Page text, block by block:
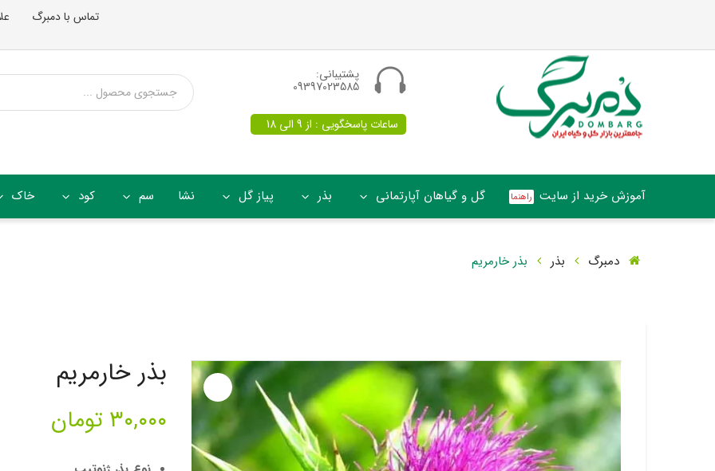
تماس با دمبرگ
پشتیبانی:
09397023585
ساعات پاسخگویی : از 9 الی 18
آموزش خرید از سایت گل و گیاهان آپارتمانی بذر پیاز گل نشا سم کود خاک
دمبرگ بذر بذر خارمریم
بذر خارمریم
۳۰,۰۰۰ تومان